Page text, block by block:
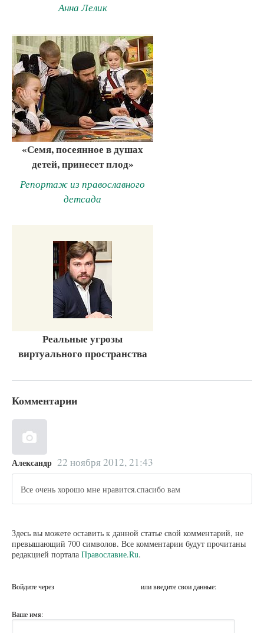
Анна Лелик
«Семя, посеянное в душах
детей, принесет плод»
Репортаж из православного
детсада
Реальные угрозы
виртуального пространства
Комментарии
Александр 22 ноября 2012, 21:43
Все очень хорошо мне нравится.спасибо вам
Здесь вы можете оставить к данной статье свой комментарий, не
превышающий 700 символов. Все комментарии будут прочитаны
редакцией портала Православие.Ru.
Войдите через или введите свои данные:
Ваше имя: